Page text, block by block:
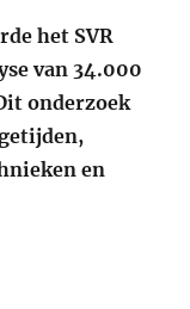
het SVR
van 34.000
onderzoek
en